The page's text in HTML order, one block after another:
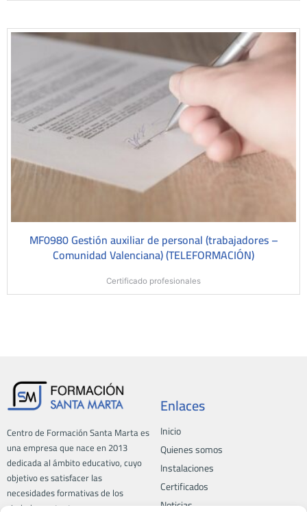
MF0980 Gestión auxiliar de personal (trabajadores –
Comunidad Valenciana) (TELEFORMACIÓN)
Certificado profesionales
Centro de Formación Santa Marta es
una empresa que nace en 2013
dedicada al ámbito educativo, cuyo
objetivo es satisfacer las
necesidades formativas de los
ciudadanos, tanto a empresas como
Enlaces
Inicio
Quienes somos
Instalaciones
Certificados
Noticias